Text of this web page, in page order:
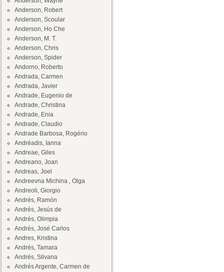
Anderson, Robert
Anderson, Scoular
Anderson, Ho Che
Anderson, M. T.
Anderson, Chris
Anderson, Spider
Andorno, Roberto
Andrada, Carmen
Andrada, Javier
Andrade, Eugenio de
Andrade, Christina
Andrade, Enia
Andrade, Claudio
Andrade Barbosa, Rogério
Andréadis, Ianna
Andreae, Giles
Andreano, Joan
Andreas, Joel
Andreevna Michina , Olga
Andreoli, Giorgio
Andrés, Ramón
Andrés, Jesús de
Andrés, Olimpia
Andrés, José Carlos
Andres, Kristina
Andrés, Tamara
Andrés, Silvana
Andrés Argente, Carmen de